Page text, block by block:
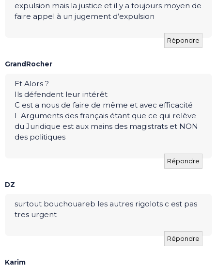
expulsion mais la justice et il y a toujours moyen de
faire appel à un jugement d’expulsion
Répondre
GrandRocher
Et Alors ?
Ils défendent leur intérêt
C est a nous de faire de même et avec efficacité
L Arguments des français étant que ce qui relève
du Juridique est aux mains des magistrats et NON
des politiques
Répondre
DZ
surtout bouchouareb les autres rigolots c est pas
tres urgent
Répondre
Karim